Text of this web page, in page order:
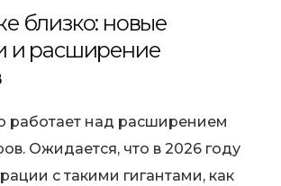
близко: новые
и расширение
работает над расширением
Ожидается, что в 2026 году
с такими гигантами, как